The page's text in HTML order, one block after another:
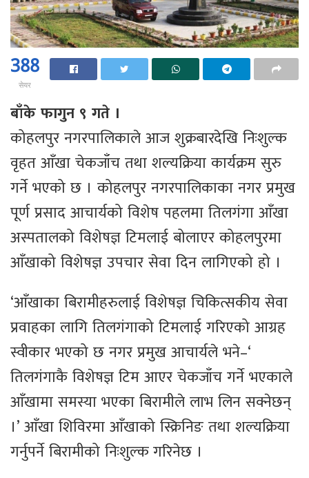
388
सेयर
बाँके फागुन ९ गते ।
कोहलपुर नगरपालिकाले आज शुक्रबारदेखि निःशुल्क
वृहत आँखा चेकजाँच तथा शल्यक्रिया कार्यक्रम सुरु
गर्ने भएको छ । कोहलपुर नगरपालिकाका नगर प्रमुख
पूर्ण प्रसाद आचार्यको विशेष पहलमा तिलगंगा आँखा
अस्पतालको विशेषज्ञ टिमलाई बोलाएर कोहलपुरमा
आँखाको विशेषज्ञ उपचार सेवा दिन लागिएको हो ।
‘आँखाका बिरामीहरुलाई विशेषज्ञ चिकित्सकीय सेवा
प्रवाहका लागि तिलगंगाको टिमलाई गरिएको आग्रह
स्वीकार भएको छ नगर प्रमुख आचार्यले भने–‘
तिलगंगाकै विशेषज्ञ टिम आएर चेकजाँच गर्ने भएकाले
आँखामा समस्या भएका बिरामीले लाभ लिन सक्नेछन्
।’ आँखा शिविरमा आँखाको स्क्रिनिङ तथा शल्यक्रिया
गर्नुपर्ने बिरामीको निःशुल्क गरिनेछ ।